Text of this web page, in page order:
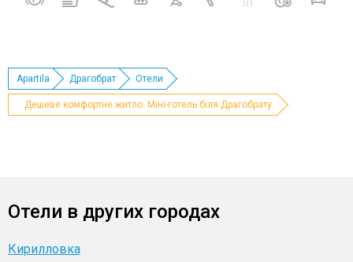
Apartila Драгобрат Отели
Дешеве комфортне житло. Міні-готель біля Драгобрату.
Отели в других городах
Кирилловка